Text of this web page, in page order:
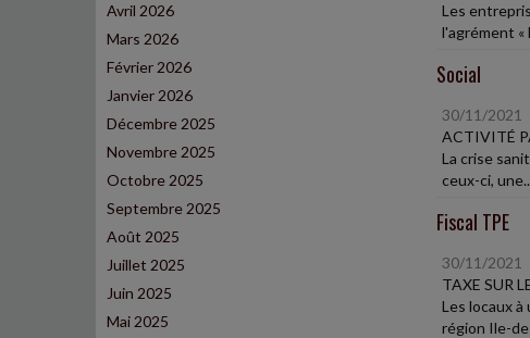
Avril 2026
Mars 2026
Février 2026
Janvier 2026
Décembre 2025
Novembre 2025
Octobre 2025
Septembre 2025
Août 2025
Juillet 2025
Juin 2025
Mai 2025
Les
l'agrément «
Social
30/11/2021
ACTIVITÉ
La crise
ceux-ci,
Fiscal TPE
30/11/2021
TAXE SUR
Les locaux
région Ile-